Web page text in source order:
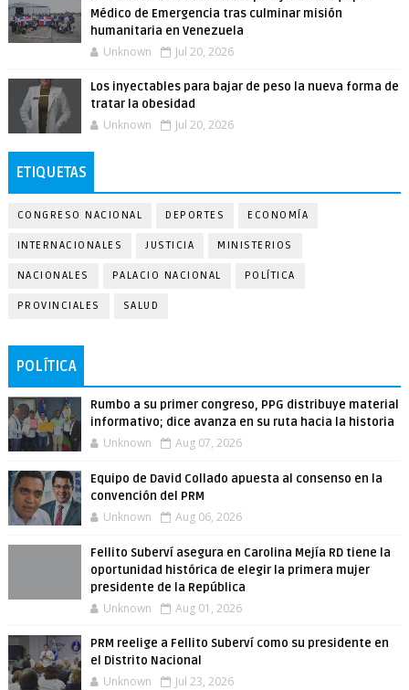
Médico de Emergencia tras culminar misión
humanitaria en Venezuela
Unknown Jul 20, 2026
Los inyectables para bajar de peso la nueva forma de
tratar la obesidad
Unknown Jul 20, 2026
ETIQUETAS
CONGRESO NACIONAL DEPORTES ECONOMÍA
INTERNACIONALES JUSTICIA MINISTERIOS
NACIONALES PALACIO NACIONAL POLÍTICA
PROVINCIALES SALUD
POLÍTICA
Rumbo a su primer congreso, PPG distribuye material
informativo; dice avanza en su ruta hacia la historia
Unknown Aug 07, 2026
Equipo de David Collado apuesta al consenso en la
convención del PRM
Unknown Aug 06, 2026
Fellito Suberví asegura en Carolina Mejía RD tiene la
oportunidad histórica de elegir la primera mujer
presidente de la República
Unknown Aug 01, 2026
PRM reelige a Fellito Suberví como su presidente en
el Distrito Nacional
Unknown Jul 23, 2026